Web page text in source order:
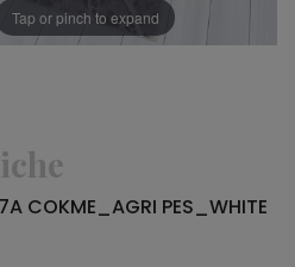
Tap or pinch to expand
COKME_AGRI PES_WHITE